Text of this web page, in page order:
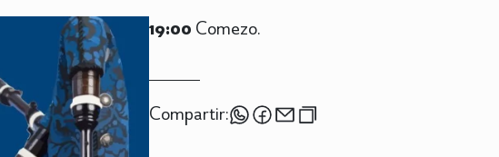
19:00 Comezo.
Compartir: